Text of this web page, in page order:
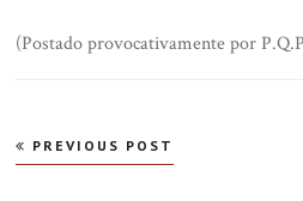
(Postado provocativamente por
Navegação
de
PREVIOUS POST